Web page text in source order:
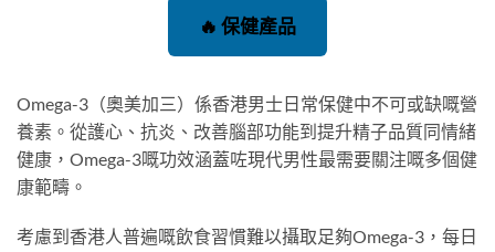
🔥 保健產品
Omega-3（奧美加三）係香港男士日常保健中不可或缺嘅營
養素。從護心、抗炎、改善腦部功能到提升精子品質同情緒
健康，Omega-3嘅功效涵蓋咗現代男性最需要關注嘅多個健
康範疇。
考慮到香港人普遍嘅飲食習慣難以攝取足夠Omega-3，每日